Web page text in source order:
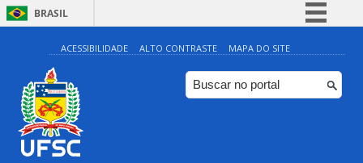
BRASIL
Simplifique!
Comunica BR
Participe
ACESSIBILIDADE ALTO CONTRASTE MAPA DO SITE